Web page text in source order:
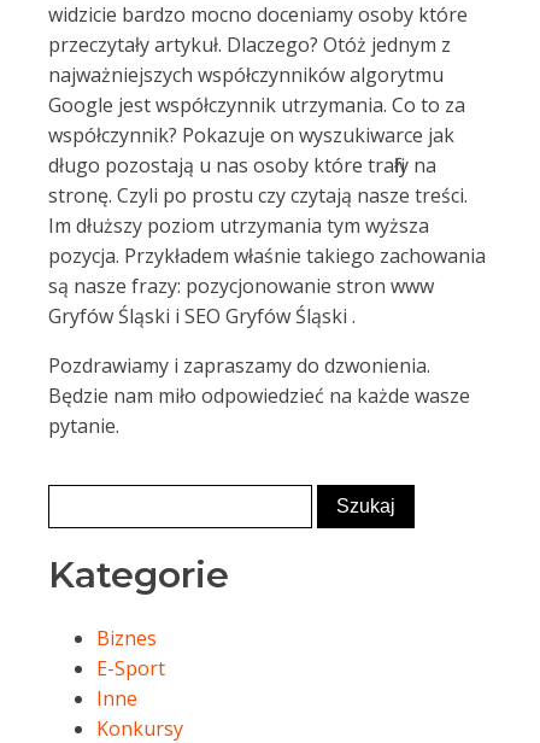
widzicie bardzo mocno doceniamy osoby które
przeczytały artykuł. Dlaczego? Otóż jednym z
najważniejszych współczynników algorytmu
Google jest współczynnik utrzymania. Co to za
współczynnik? Pokazuje on wyszukiwarce jak
długo pozostają u nas osoby które trafiły na
stronę. Czyli po prostu czy czytają nasze treści.
Im dłuższy poziom utrzymania tym wyższa
pozycja. Przykładem właśnie takiego zachowania
są nasze frazy: pozycjonowanie stron www
Gryfów Śląski i SEO Gryfów Śląski .
Pozdrawiamy i zapraszamy do dzwonienia.
Będzie nam miło odpowiedzieć na każde wasze
pytanie.
Kategorie
Biznes
E-Sport
Inne
Konkursy